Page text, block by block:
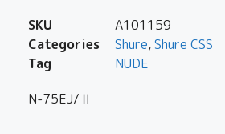
SKU
A101159
Categories
Shure,Shure CSS
Tag
NUDE
N-75EJ/Ⅱ